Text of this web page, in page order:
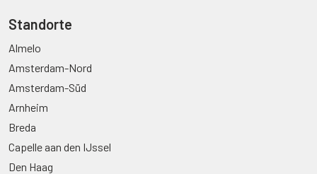
Standorte
Almelo
Amsterdam-Nord
Amsterdam-Süd
Arnheim
Breda
Capelle aan den IJssel
Den Haag